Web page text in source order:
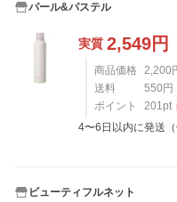
パール&パステル
実質 2,549円
商品価格 2,200
送料
550 円
ポイント
201pt
4〜6日以内に発送（
ビューティフルネット